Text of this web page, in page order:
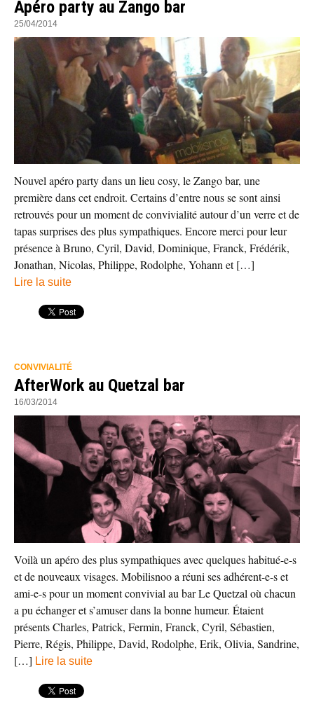
Apéro party au Zango bar
25/04/2014
Nouvel apéro party dans un lieu cosy, le Zango bar, une
première dans cet endroit. Certains d’entre nous se sont ainsi
retrouvés pour un moment de convivialité autour d’un verre et de
tapas surprises des plus sympathiques. Encore merci pour leur
présence à Bruno, Cyril, David, Dominique, Franck, Frédérik,
Jonathan, Nicolas, Philippe, Rodolphe, Yohann et […]
Lire la suite
CONVIVIALITÉ
AfterWork au Quetzal bar
16/03/2014
Voilà un apéro des plus sympathiques avec quelques habitué-e-s
et de nouveaux visages. Mobilisnoo a réuni ses adhérent-e-s et
ami-e-s pour un moment convivial au bar Le Quetzal où chacun
a pu échanger et s’amuser dans la bonne humeur. Étaient
présents Charles, Patrick, Fermin, Franck, Cyril, Sébastien,
Pierre, Régis, Philippe, David, Rodolphe, Erik, Olivia, Sandrine,
[…] Lire la suite